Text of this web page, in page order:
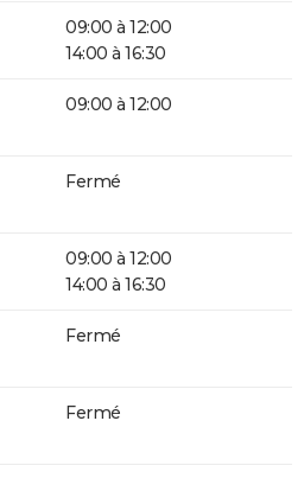
09:00 à 12:00
14:00 à 16:30
09:00 à 12:00
Fermé
09:00 à 12:00
14:00 à 16:30
Fermé
Fermé